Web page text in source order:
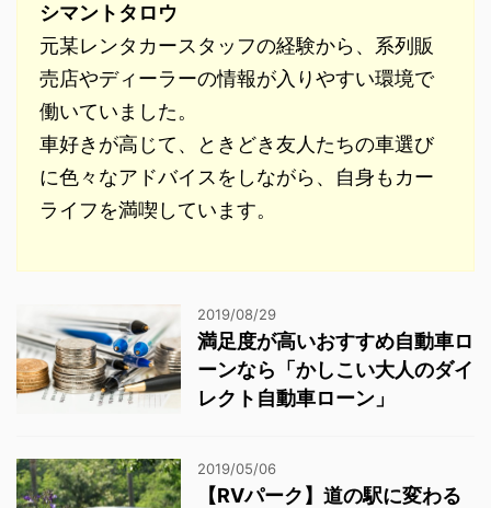
シマントタロウ
元某レンタカースタッフの経験から、系列販
売店やディーラーの情報が入りやすい環境で
働いていました。
車好きが高じて、ときどき友人たちの車選び
に色々なアドバイスをしながら、自身もカー
ライフを満喫しています。
2019/08/29
満足度が高いおすすめ自動車ロ
ーンなら「かしこい大人のダイ
レクト自動車ローン」
2019/05/06
【RVパーク】道の駅に変わる